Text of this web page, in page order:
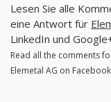
Lesen Sie alle
eine Antwort für
LinkedIn und
Read all the comments
Elemetal AG on